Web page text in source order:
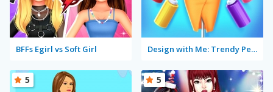
BFFs Egirl vs Soft Girl Design with Me: Trendy Pencil skirt
5 5